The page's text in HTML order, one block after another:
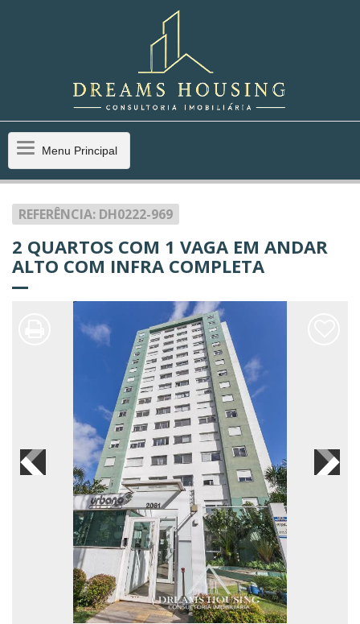
MenuMenu Principal
REFERÊNCIA: DH0222-969
2 QUARTOS COM 1 VAGA EM ANDAR
ALTO COM INFRA COMPLETA